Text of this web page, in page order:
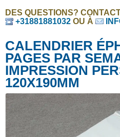
DES QUESTIONS?
+31881881032 OU À
CALENDRIER
PAGES PAR
IMPRESSION
120X190MM